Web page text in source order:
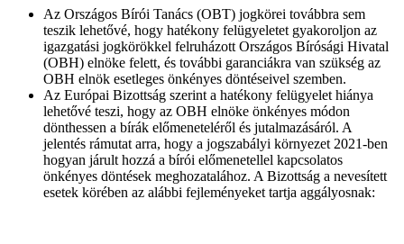
Az Országos Bírói Tanács (OBT) jogkörei továbbra sem
teszik lehetővé, hogy hatékony felügyeletet gyakoroljon az
igazgatási jogkörökkel felruházott Országos Bírósági Hivatal
(OBH) elnöke felett, és további garanciákra van szükség az
OBH elnök esetleges önkényes döntéseivel szemben.
Az Európai Bizottság szerint a hatékony felügyelet hiánya
lehetővé teszi, hogy az OBH elnöke önkényes módon
dönthessen a bírák előmeneteléről és jutalmazásáról. A
jelentés rámutat arra, hogy a jogszabályi környezet 2021-ben
hogyan járult hozzá a bírói előmenetellel kapcsolatos
önkényes döntések meghozatalához. A Bizottság a nevesített
esetek körében az alábbi fejleményeket tartja aggályosnak: